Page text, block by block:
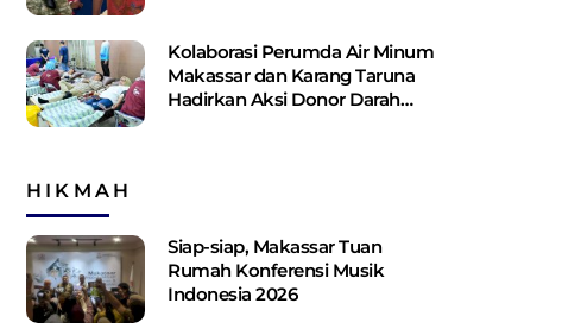
Kolaborasi Perumda Air Minum
Makassar dan Karang Taruna
Hadirkan Aksi Donor Darah
HIKMAH
Siap-siap, Makassar Tuan
Rumah Konferensi Musik
Indonesia 2026